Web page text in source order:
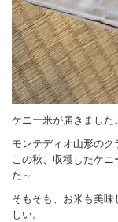
ケニー米が届きました。
モンテディオ山形のク
この秋、収穫したケ
た～
そもそも、お米も美
しい。